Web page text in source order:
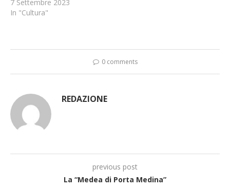
7 Settembre 2023
In "Cultura"
0 comments
REDAZIONE
previous post
La “Medea di Porta Medina”